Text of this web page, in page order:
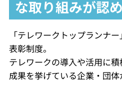
な取り組みが認
「テレワークトップランナ
表彰制度。
テレワークの導入や活用に
成果を挙げている企業・団体